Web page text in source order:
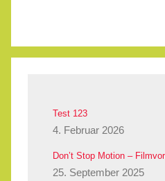
Test 123
4. Februar 2026
Don’t Stop Motion –
25. September 2025